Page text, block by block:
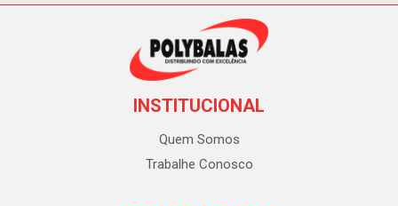
INSTITUCIONAL
Quem Somos
Trabalhe Conosco